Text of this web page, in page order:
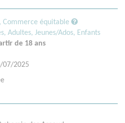
Commerce équitable
Adultes, Jeunes/Ados, Enfants
de 18 ans
07/2025